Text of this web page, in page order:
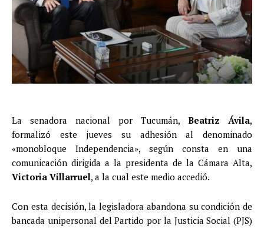
La senadora nacional por Tucumán, Beatriz Ávila,
formalizó este jueves su adhesión al denominado
«monobloque Independencia», según consta en una
comunicación dirigida a la presidenta de la Cámara Alta,
Victoria Villarruel, a la cual este medio accedió.
Con esta decisión, la legisladora abandona su condición de
bancada unipersonal del Partido por la Justicia Social (PJS)